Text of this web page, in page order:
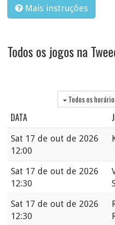
Mais instruções
Todos os jogos na
Todos os
DATA
Sat 17 de out de 2026
12:00
Sat 17 de out de 2026
12:30
Sat 17 de out de 2026
12:30